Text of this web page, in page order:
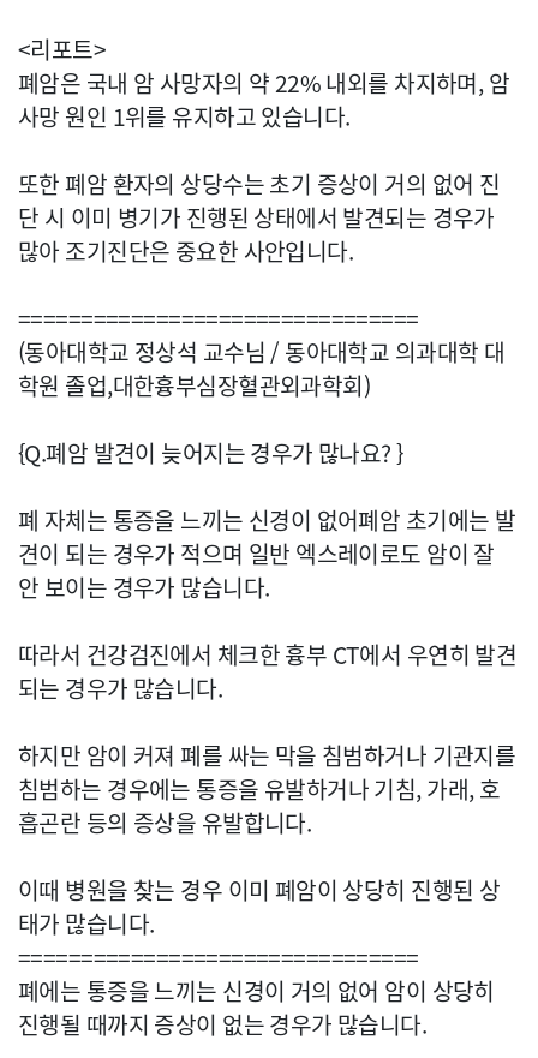
<리포트>
폐암은 국내 암 사망자의 약 22% 내외를 차지하며, 암
사망 원인 1위를 유지하고 있습니다.
또한 폐암 환자의 상당수는 초기 증상이 거의 없어 진
단 시 이미 병기가 진행된 상태에서 발견되는 경우가
많아 조기진단은 중요한 사안입니다.
================================
(동아대학교 정상석 교수님 / 동아대학교 의과대학 대
학원 졸업,대한흉부심장혈관외과학회)
{Q.폐암 발견이 늦어지는 경우가 많나요? }
폐 자체는 통증을 느끼는 신경이 없어폐암 초기에는 발
견이 되는 경우가 적으며 일반 엑스레이로도 암이 잘
안 보이는 경우가 많습니다.
따라서 건강검진에서 체크한 흉부 CT에서 우연히 발견
되는 경우가 많습니다.
하지만 암이 커져 폐를 싸는 막을 침범하거나 기관지를
침범하는 경우에는 통증을 유발하거나 기침, 가래, 호
흡곤란 등의 증상을 유발합니다.
이때 병원을 찾는 경우 이미 폐암이 상당히 진행된 상
태가 많습니다.
================================
폐에는 통증을 느끼는 신경이 거의 없어 암이 상당히
진행될 때까지 증상이 없는 경우가 많습니다.